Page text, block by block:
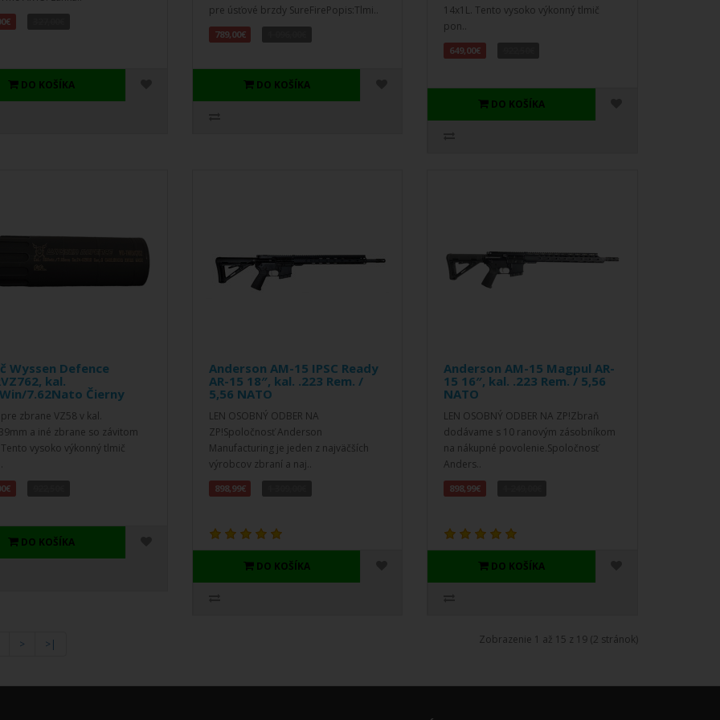
DO KOŠÍKA
pre úsťové brzdy SureFirePopis:Tlmi..
789,00€
DO KOŠÍKA
14x1L. Tento vysoko výkonný tlmič
pon..
649,00€
DO KOŠÍKA
Wyssen Defence
kal.
7.62Nato Čierny
zbrane VZ58 v kal.
a iné zbrane so závitom
vysoko výkonný tlmič
DO KOŠÍKA
Anderson AM-15 IPSC Ready
AR-15 18″, kal. .223 Rem. /
5,56 NATO
LEN OSOBNÝ ODBER NA
ZP!Spoločnosť Anderson
Manufacturing je jeden z najväčších
výrobcov zbraní a naj..
898,99€
DO KOŠÍKA
Anderson AM-15 Magpul AR-
15 16″, kal. .223 Rem. / 5,56
NATO
LEN OSOBNÝ ODBER NA ZP!Zbraň
dodávame s 10 ranovým zásobníkom
na nákupné povolenie.Spoločnosť
Anders..
898,99€
DO KOŠÍKA
> >| Zobrazenie 1 až 15 z 19 (2 stránok)